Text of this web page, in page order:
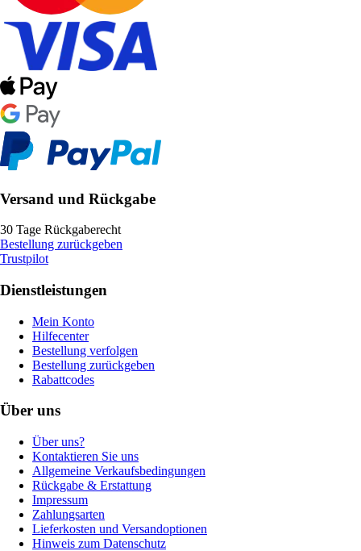
Versand und Rückgabe
30 Tage Rückgaberecht
Bestellung zurückgeben
Trustpilot
Dienstleistungen
Mein Konto
Hilfecenter
Bestellung verfolgen
Bestellung zurückgeben
Rabattcodes
Über uns
Über uns?
Kontaktieren Sie uns
Allgemeine Verkaufsbedingungen
Rückgabe & Erstattung
Impressum
Zahlungsarten
Lieferkosten und Versandoptionen
Hinweis zum Datenschutz